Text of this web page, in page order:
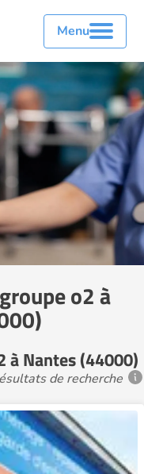
Menu
o2 à
à Nantes (44000)
de recherche